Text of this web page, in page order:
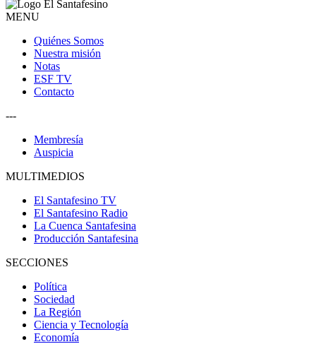
MENU
Quiénes Somos
Nuestra misión
Notas
ESF TV
Contacto
---
Membresía
Auspicia
MULTIMEDIOS
El Santafesino TV
El Santafesino Radio
La Cuenca Santafesina
Producción Santafesina
SECCIONES
Política
Sociedad
La Región
Ciencia y Tecnología
Economía